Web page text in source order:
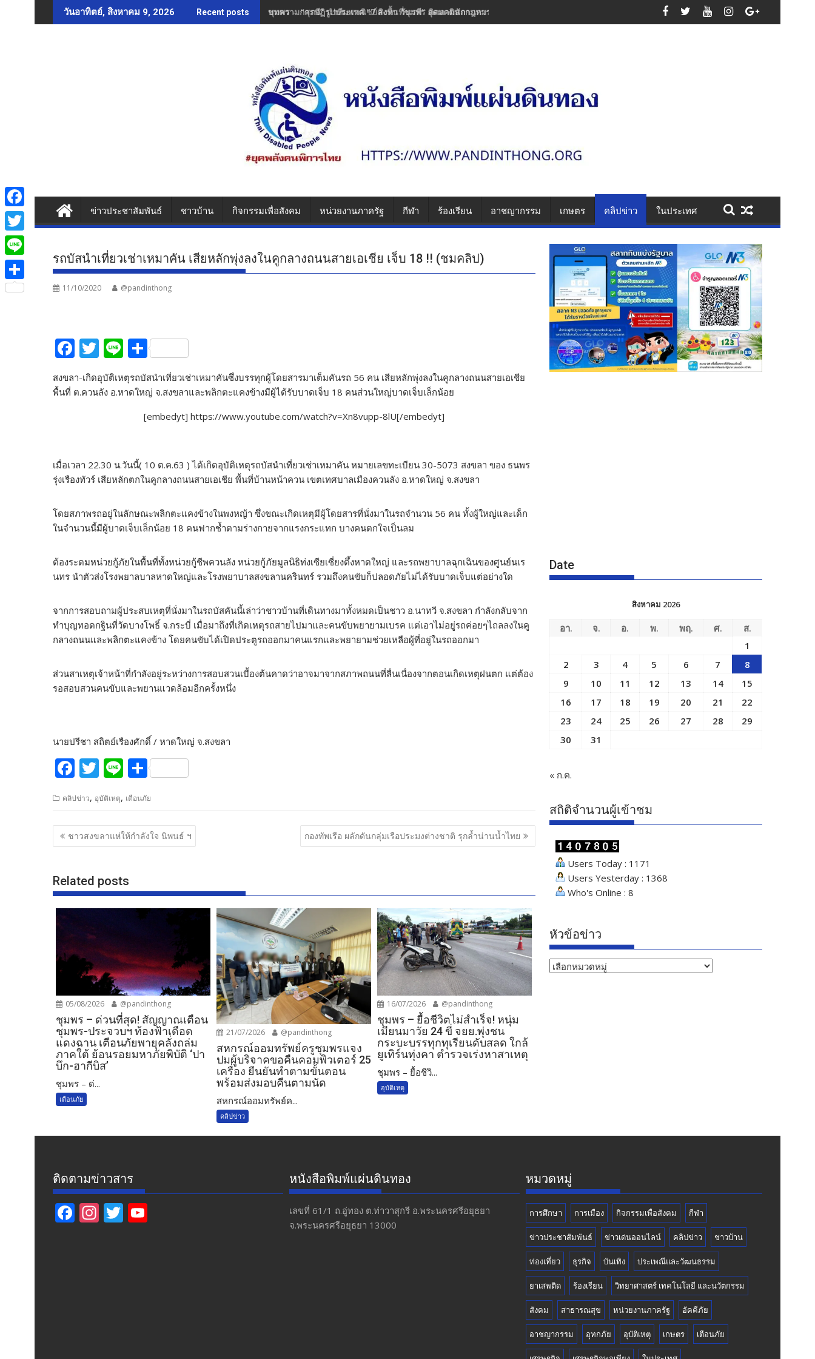
to
วันอาทิตย์, สิงหาคม 9, 2026 Recent posts บทความการปฏิรูปประเทศ ”7 สิงหา วันรพี“ อุดมคตินักกฎหมายภายใต้วิกฤติศรัทธา
ข่าวประชาสัมพันธ์ ชาวบ้าน กิจกรรมเพื่อสังคม หน่วยงานภาครัฐ กีฬา ร้องเรียน อาชญากรรม เกษตร คลิปข่าว ในประเทศ
รถบัสนำเที่ยวเช่าเหมาคัน เสียหลักพุ่งลงในคูกลางถนนสายเอเชีย เจ็บ 18 !! (ชมคลิป)
11/10/2020 @pandinthong
F
ac
e
k
T
w
itt
Li
e
S
h
ar
e
สงขลา-เกิดอุบัติเหตุรถบัสนำเที่ยวเช่าเหมาคันซึ่งบรรทุกผู้โดยสารมาเต็มคันรถ 56 คน เสียหลักพุ่งลงในคูกลางถนนสายเอเชีย
พื้นที่ ต.ควนลัง อ.หาดใหญ่ จ.สงขลาและพลิกตะแคงข้างมีผู้ได้รับบาดเจ็บ 18 คนส่วนใหญ่บาดเจ็บเล็กน้อย
[embedyt] https://www.youtube.com/watch?v=Xn8vupp-8lU[/embedyt]
เมื่อเวลา 22.30 น.วันนี้( 10 ต.ค.63 ) ได้เกิดอุบัติเหตุรถบัสนำเที่ยวเช่าเหมาคัน หมายเลขทะเบียน 30-5073 สงขลา ของ ธนพร
รุ่งเรืองทัวร์ เสียหลักตกในคูกลางถนนสายเอเชีย พื้นที่บ้านหน้าควน เขตเทศบาลเมืองควนลัง อ.หาดใหญ่ จ.สงขลา
โดยสภาพรถอยู่ในลักษณะพลิกตะแคงข้างในพงหญ้า ซึ่งขณะเกิดเหตุมีผู้โดยสารที่นั่งมาในรถจำนวน 56 คน ทั้งผู้ใหญ่และเด็ก
ในจำนวนนี้มีผู้บาดเจ็บเล็กน้อย 18 คนฟากช้ำตามร่างกายจากแรงกระแทก บางคนตกใจเป็นลม
ต้องระดมหน่วยกู้ภัยในพื้นที่ทั้งหน่วยกู้ชีพควนลัง หน่วยกู้ภัยมูลนิธิท่งเซียเซี่ยงตึ้งหาดใหญ่ และรถพยาบาลฉุกเฉินของศูนย์นเร
นทร นำตัวส่งโรงพยาลบาลหาดใหญ่และโรงพยาบาลสงขลานครินทร์ รวมถึงคนขับก็ปลอดภัยไม่ได้รับบาดเจ็บแต่อย่างใด
จากการสอบถามผู้ประสบเหตุที่นั่งมาในรถบัสคันนี้เล่าว่าชาวบ้านที่เดินทางมาทั้งหมดเป็นชาว อ.นาทวี จ.สงขลา กำลังกลับจาก
ทำบุญทอดกฐินที่วัดบางโพธิ์ จ.กระบี่ เมื่อมาถึงที่เกิดเหตุรถสายไปมาและคนขับพยายามเบรค แต่เอาไม่อยู่รถค่อยๆไถลลงในคู
กลางถนนและพลิกตะแคงข้าง โดยคนขับได้เปิดประตูรถออกมาคนแรกและพยายามช่วยเหลือผู้ที่อยู่ในรถออกมา
ส่วนสาเหตุเจ้าหน้าที่กำลังอยู่ระหว่างการสอบสวนเบื้องต้นคาดว่าอาจมาจากสภาพถนนที่ลื่นเนื่องจากตอนเกิดเหตุฝนตก แต่ต้อง
รอสอบสวนคนขับและพยานแวดล้อมอีกครั้งหนึ่ง
นายปรีชา สถิตย์เรืองศักดิ์ / หาดใหญ่ จ.สงขลา
F
e
b
o
k
T
itt
er
Li
n
e
S
ar
e
คลิปข่าว, อุบัติเหตุ, เตือนภัย
แนะแนว
เรื่อง
ชาวสงขลาแห่ให้กำลังใจ นิพนธ์ ฯ กองทัพเรือ ผลักดันกลุ่มเรือประมงต่างชาติ รุกล้ำน่านน้ำไทย
Related posts
05/08/2026 @pandinthong
ชุมพร – ด่วนที่สุด! สัญญาณเตือน
ชุมพร-ประจวบฯ ท้องฟ้าเดือด
แดงฉาน เตือนภัยพายุคลั่งถล่ม
ภาคใต้ ย้อนรอยมหาภัยพิบัติ ‘ปา
บึก-ฮากีบิส’
ชุมพร – ด่...
เตือนภัย
21/07/2026 @pandinthong
สหกรณ์ออมทรัพย์ครูชุมพรแจง
ปมผู้บริจาคขอคืนคอมพิวเตอร์ 25
เครื่อง ยืนยันทำตามขั้นตอน
พร้อมส่งมอบคืนตามนัด
สหกรณ์ออมทรัพย์ค...
คลิปข่าว
16/07/2026 @pandinthong
ชุมพร – ยื้อชีวิตไม่สำเร็จ! หนุ่ม
เมียนมาวัย 24 ขี่ จยย.พุ่งชน
กระบะบรรทุกทุเรียนดับสลด ใกล้
ยูเทิร์นทุ่งคา ตำรวจเร่งหาสาเหตุ
ชุมพร – ยื้อชีวิ...
อุบัติเหตุ
Date
สิงหาคม 2026
อา. จ. อ. พ. พฤ. ศ.
ส.
1
2
3 4 5 6 7
8
9
10 11 12 13 14
15
16
17 18 19 20 21
22
23
24 25 26 27 28
29
30
31
« ก.ค.
สถิติจำนวนผู้เข้าชม
Users Today : 1171
Users Yesterday : 1368
Who's Online : 8
หัวข้อข่าว
หัวข้อ
ติดตามข่าวสาร
F In T
หนังสือพิมพ์แผ่นดินทอง
เลขที่ 61/1 ถ.อู่ทอง​ ต.​ท่าวาสุกรี​ อ.พระนครศรีอยุธยา​
จ.พระนครศรีอยุธยา 13000
หมวดหมู่
การศึกษา การเมือง กิจกรรมเพื่อสังคม กีฬา
ข่าวประชาสัมพันธ์ ข่าวเด่นออนไลน์ คลิปข่าว ชาวบ้าน
ท่องเที่ยว ธุรกิจ บันเทิง ประเพณีและวัฒนธรรม
ยาเสพติด ร้องเรียน วิทยาศาสตร์ เทคโนโลยี และนวัตกรรม
สังคม สาธารณสุข หน่วยงานภาครัฐ อัคคีภัย
อาชญากรรม อุทกภัย อุบัติเหตุ เกษตร เตือนภัย
F
a
c
e
b
T
w
i
L
iS